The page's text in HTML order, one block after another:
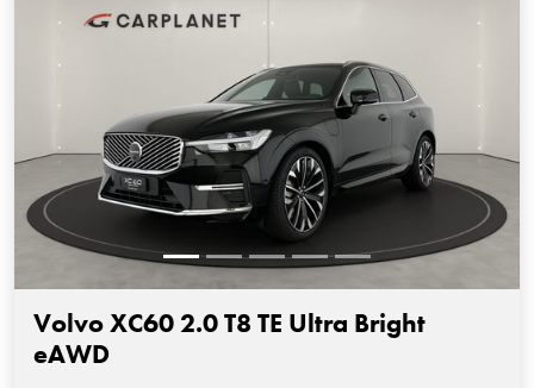
Volvo XC60 2.0 T8 TE Ultra Bright
eAWD